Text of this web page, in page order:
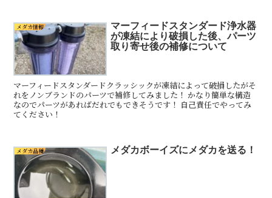
メダカ情報
マーフィードスタンダード浄水器
が凍結により破損した後、パーツ
取り寄せ後の補修について
マーフィードスタンダードクラッシックが凍結によって破損したがそ
れをノンブランドのパーツで補修してみました！ かなり簡単な構造
なのでパーツがあればだれでもできそうです！ 自己責任でやってみ
てください！
メダカ品種 メダカボーイズにメダカを送る！